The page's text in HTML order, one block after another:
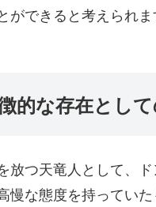
ができると考えられま
的な存在とし
放つ天竜人として、
慢な態度を持ってい